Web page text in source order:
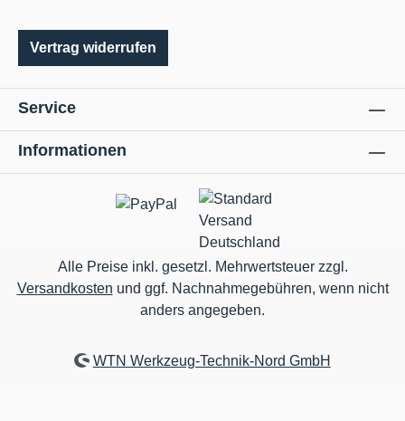
Vertrag widerrufen
Service
Informationen
Alle Preise inkl. gesetzl. Mehrwertsteuer zzgl.
Versandkosten und ggf. Nachnahmegebühren, wenn nicht
anders angegeben.
WTN Werkzeug-Technik-Nord GmbH